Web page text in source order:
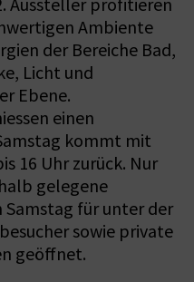
Aussteller profitieren
Ambiente
der Bereiche Bad,
Licht und
Ebene.
einen
kommt mit
16 Uhr zurück. Nur
gelegene
Samstag für unter der
sowie private
geöffnet.